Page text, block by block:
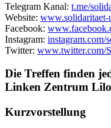
Telegram Kanal: t.me/
Website: www.solidaritaet-
Facebook:
Instagram: instagram.com/
Twitter: www.twitter.com/
Die Treffen finden
Linken Zentrum
Kurzvorstellung